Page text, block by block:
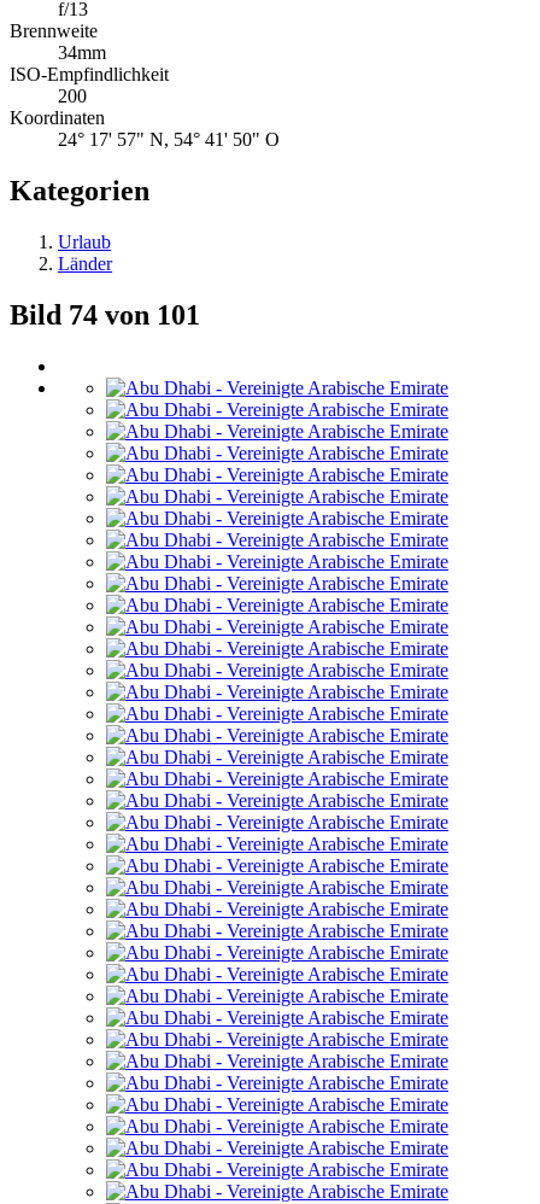
f/13
Brennweite
34mm
ISO-Empfindlichkeit
200
Koordinaten
24° 17' 57" N, 54° 41' 50" O
Kategorien
Urlaub
Länder
Bild 74 von 101